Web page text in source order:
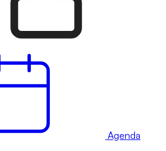
Agenda